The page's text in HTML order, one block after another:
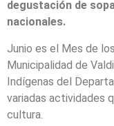
degustación de
nacionales.
Junio es el Mes de
Municipalidad de
Indígenas del
variadas actividades
cultura.